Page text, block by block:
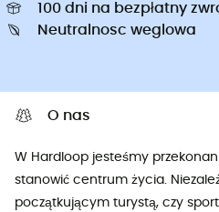
100 dni na bezpłatny
Neutralnosc weglowa
O nas
W Hardloop jesteśmy
stanowić centrum życia.
początkującym turystą, czy